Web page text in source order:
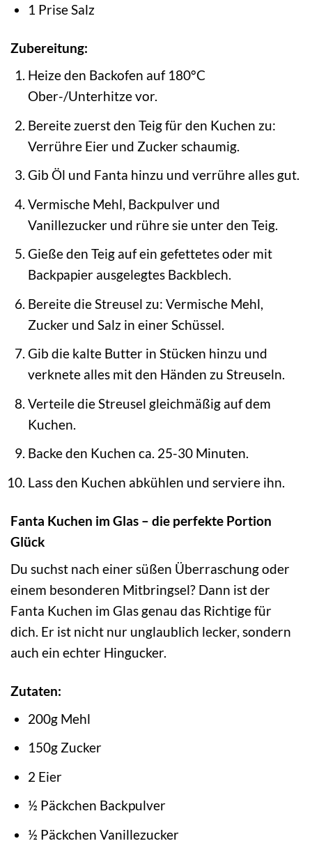
1 Prise Salz
Zubereitung:
Heize den Backofen auf 180°C
Ober-/Unterhitze vor.
Bereite zuerst den Teig für den Kuchen zu:
Verrühre Eier und Zucker schaumig.
Gib Öl und Fanta hinzu und verrühre alles gut.
Vermische Mehl, Backpulver und
Vanillezucker und rühre sie unter den Teig.
Gieße den Teig auf ein gefettetes oder mit
Backpapier ausgelegtes Backblech.
Bereite die Streusel zu: Vermische Mehl,
Zucker und Salz in einer Schüssel.
Gib die kalte Butter in Stücken hinzu und
verknete alles mit den Händen zu Streuseln.
Verteile die Streusel gleichmäßig auf dem
Kuchen.
Backe den Kuchen ca. 25-30 Minuten.
Lass den Kuchen abkühlen und serviere ihn.
Fanta Kuchen im Glas – die perfekte Portion
Glück
Du suchst nach einer süßen Überraschung oder
einem besonderen Mitbringsel? Dann ist der
Fanta Kuchen im Glas genau das Richtige für
dich. Er ist nicht nur unglaublich lecker, sondern
auch ein echter Hingucker.
Zutaten:
200g Mehl
150g Zucker
2 Eier
½ Päckchen Backpulver
½ Päckchen Vanillezucker